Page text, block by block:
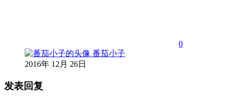
0
番茄小子
2016年 12月 26日
发表回复